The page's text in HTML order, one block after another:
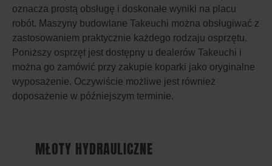
oznacza prostą obsługę i doskonałe wyniki na placu
robót. Maszyny budowlane Takeuchi można obsługiwać z
zastosowaniem praktycznie każdego rodzaju osprzętu.
Poniższy osprzęt jest dostępny u dealerów Takeuchi i
można go zamówić przy zakupie koparki jako oryginalne
wyposażenie. Oczywiście możliwe jest również
doposażenie w późniejszym terminie.
MŁOTY HYDRAULICZNE